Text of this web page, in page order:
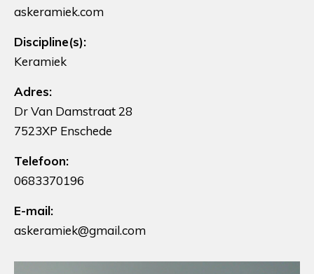
askeramiek.com
Discipline(s):
Keramiek
Adres:
Dr Van Damstraat 28
7523XP Enschede
Telefoon:
0683370196
E-mail:
askeramiek@gmail.com